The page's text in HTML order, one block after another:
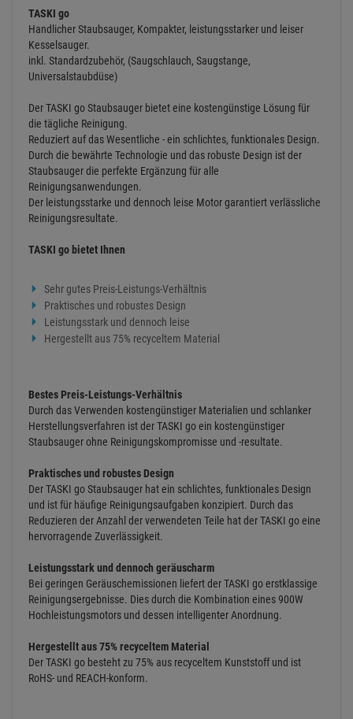
Auf den Merkzettel Fragen zum Artikel
Artikelherkunft Zu teuer?
Einloggen und Bewertung schreiben
ARTIKELBESCHREIBUNG
TASKI go
Handlicher Staubsauger, Kompakter, leistungsstarker und leiser
Kesselsauger.
Universalstaubdüse)
Der TASKI go Staubsauger bietet eine kostengünstige Lösung für
die tägliche Reinigung.
Reinigungsanwendungen.
Der leistungsstarke und dennoch leise Motor garantiert verlässliche
Reinigungsresultate.
Sehr gutes Preis-Leistungs-Verhältnis
Praktisches und robustes Design
Leistungsstark und dennoch leise
Bestes Preis-Leistungs-Verhältnis
Durch das Verwenden kostengünstiger Materialien und schlanker
Herstellungsverfahren ist der TASKI go ein kostengünstiger
Staubsauger ohne Reinigungskompromisse und -resultate.